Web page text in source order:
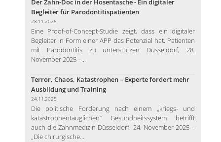
Der Zahn-Doc in der Hosentasche - Ein digitaler
Begleiter für Parodontitispatienten
28.11.2025
Eine Proof-of-Concept-Studie zeigt, dass ein digitaler
Begleiter in Form einer APP das Potenzial hat, Patienten
mit Parodontitis zu unterstützen Düsseldorf, 28.
November 2025 –...
Terror, Chaos, Katastrophen – Experte fordert mehr
Ausbildung und Training
24.11.2025
Die politische Forderung nach einem „kriegs- und
katastrophentauglichen“ Gesundheitssystem betrifft
auch die Zahnmedizin Düsseldorf, 24. November 2025 –
„Die chirurgische...